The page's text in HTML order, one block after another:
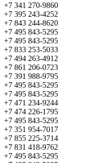
+7 341 270-9860
+7 395 243-4252
+7 843 244-8620
+7 495 843-5295
+7 495 843-5295
+7 833 253-5033
+7 494 263-4912
+7 861 206-0723
+7 391 988-9795
+7 495 843-5295
+7 495 843-5295
+7 471 234-9244
+7 474 226-1795
+7 495 843-5295
+7 351 954-7017
+7 855 225-3714
+7 831 418-9762
+7 495 843-5295